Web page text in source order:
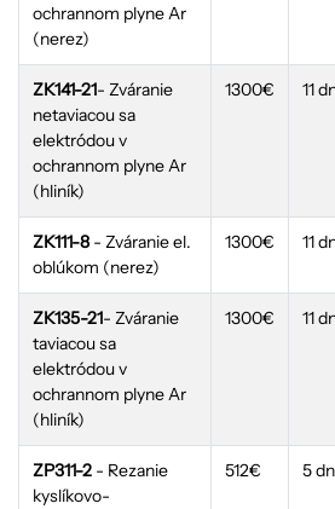
ochrannom plyne Ar
(nerez)
ZK141-21- Zváranie
netaviacou sa
elektródou v
ochrannom plyne Ar
(hliník)
1300€ 11
ZK111-8 - Zváranie el.
oblúkom (nerez)
1300€ 11
ZK135-21- Zváranie
taviacou sa
elektródou v
ochrannom plyne Ar
(hliník)
1300€ 11
ZP311-2 - Rezanie
kyslíkovo-
512€ 5